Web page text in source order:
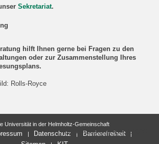
Sekretariat.
hilft Ihnen gerne bei Fragen zu den
oder zur Zusammenstellung Ihres
Rolls-Royce
letzte Änderung: 16.04.2026
Universität in der Helmholtz-Gemeinschaft
Datenschutz
Barrierefreiheit